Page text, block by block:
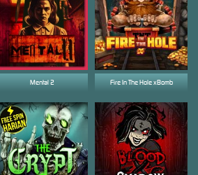
Mental 2 Fire In The Hole xBomb